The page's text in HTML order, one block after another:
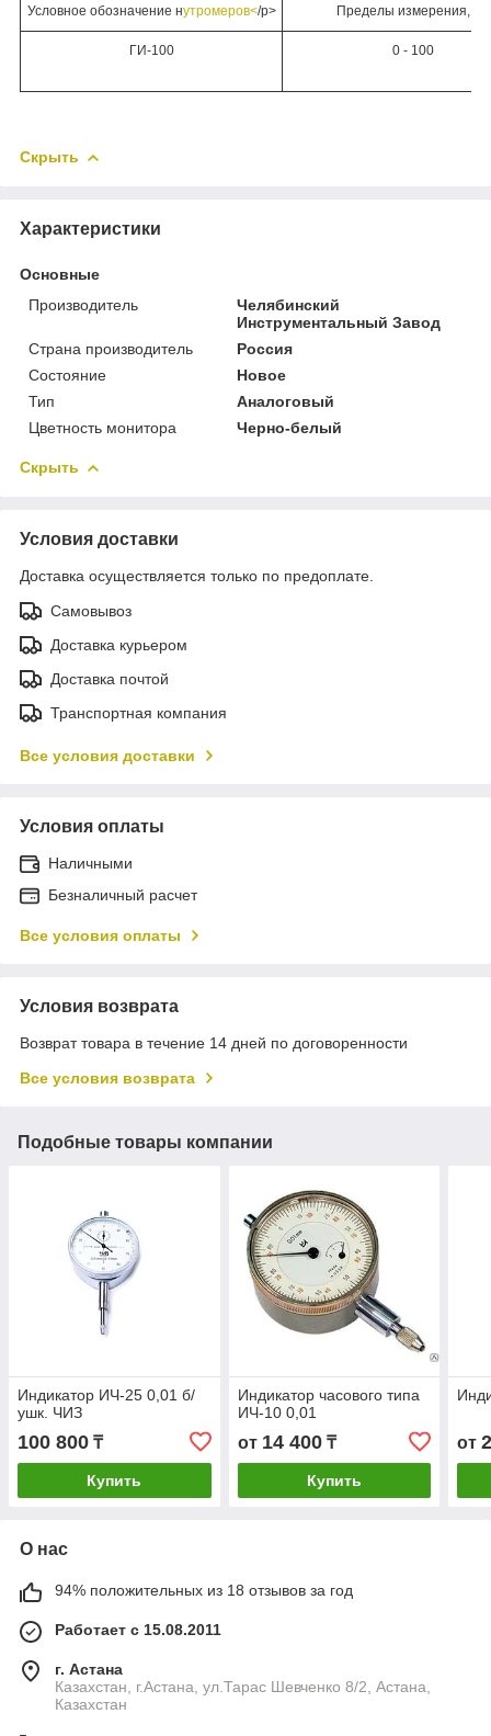
Условное обозначение нутромеров</p> Пределы измерения, мм
ГИ-100 0 - 100
Скрыть
Характеристики
Основные
Производитель
Челябинский
Инструментальный Завод
Страна производитель
Россия
Состояние
Новое
Тип
Аналоговый
Цветность монитора
Черно-белый
Скрыть
Условия доставки
Доставка осуществляется только по предоплате.
Самовывоз
Доставка курьером
Доставка почтой
Транспортная компания
Все условия доставки
Условия оплаты
Наличными
Безналичный расчет
Все условия оплаты
Условия возврата
Возврат товара в течение 14 дней по договоренности
Все условия возврата
Подобные товары компании
Индикатор ИЧ-25 0,01 б/
ушк. ЧИЗ
100 800 ₸
Купить
Индикатор часового типа
ИЧ-10 0,01
от 14 400₸
Купить
от
О нас
94% положительных из 18 отзывов за год
Работает с 15.08.2011
г. Астана
Казахстан, г.Астана, ул.Тарас Шевченко 8/2, Астана,
Казахстан